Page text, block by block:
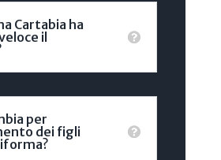
Cartabia ha
il
per
dei figli